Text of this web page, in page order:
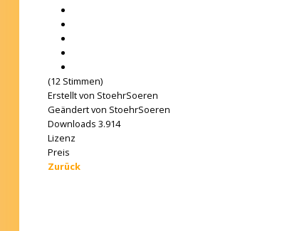
(12 Stimmen)
Erstellt von StoehrSoeren
Geändert von StoehrSoeren
Downloads 3.914
Lizenz
Preis
Zurück